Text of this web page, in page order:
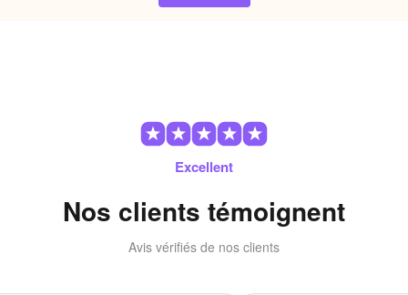
silver sterling 925, chaque chaîne est polie à la main
Pourquoi choisir notre bracelet
pierre de lune grise naturelle pour
Unique : Chaque bracelet est fait à la main avec des
pierres semi-précieuses naturelles, rendant chaque pièce
Excellent
Nos clients témoignent
Avis vérifiés de nos clients